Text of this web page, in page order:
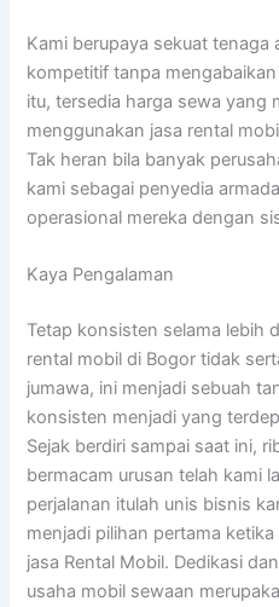
Kami berupaya sekuat
kompetitif tanpa
itu, tersedia harga sewa yang
menggunakan jasa rental
Tak heran bila banyak
kami sebagai penyedia
operasional mereka dengan
Kaya Pengalaman
Tetap konsisten selama lebih
rental mobil di Bogor tidak
jumawa, ini menjadi sebuah
konsisten menjadi yang
Sejak berdiri sampai saat ini,
bermacam urusan telah kami
perjalanan itulah unis bisnis
menjadi pilihan pertama
jasa Rental Mobil. Dedikasi
usaha mobil sewaan